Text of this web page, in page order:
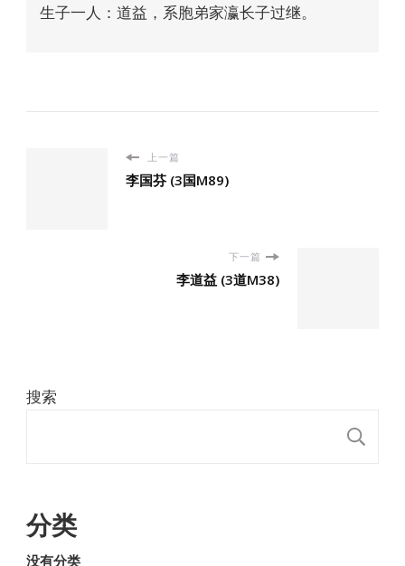
生子一人：道益，系胞弟家瀛长子过继。
上一篇
李国芬 (3国M89)
下一篇
李道益 (3道M38)
搜索
分类
没有分类